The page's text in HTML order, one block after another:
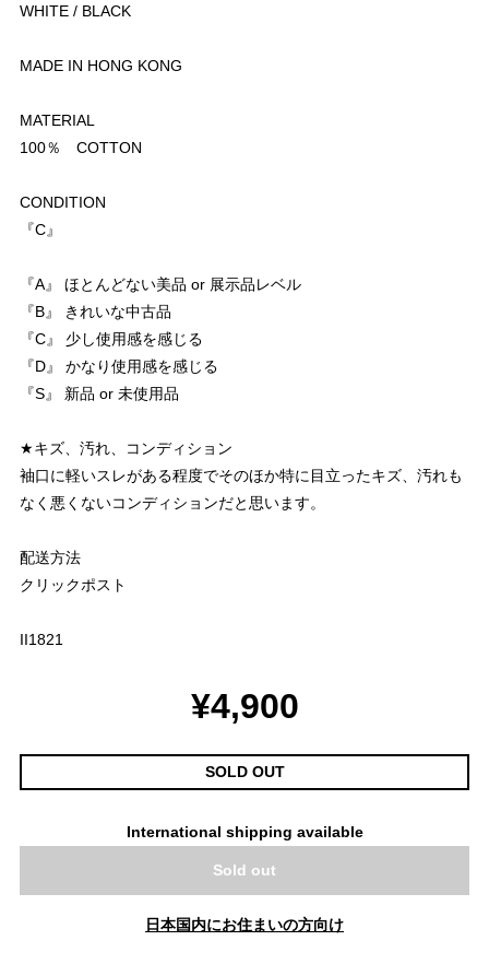
WHITE / BLACK
MADE IN HONG KONG
MATERIAL
100％ COTTON
CONDITION
『C』
『A』 ほとんどない美品 or 展示品レベル
『B』 きれいな中古品
『C』 少し使用感を感じる
『D』 かなり使用感を感じる
『S』 新品 or 未使用品
★キズ、汚れ、コンディション
袖口に軽いスレがある程度でそのほか特に目立ったキズ、汚れも
なく悪くないコンディションだと思います。
配送方法
クリックポスト
II1821
¥4,900
SOLD OUT
International shipping available
Sold out
日本国内にお住まいの方向け